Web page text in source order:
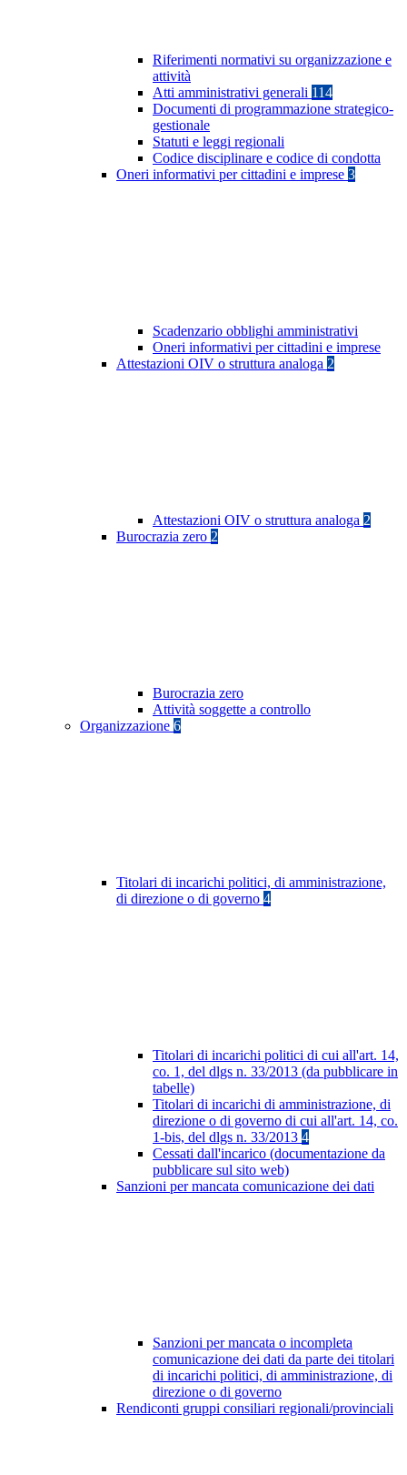
Riferimenti normativi su organizzazione e
attività
Atti amministrativi generali 114
Documenti di programmazione strategico-
gestionale
Statuti e leggi regionali
Codice disciplinare e codice di condotta
Oneri informativi per cittadini e imprese 3
Scadenzario obblighi amministrativi
Oneri informativi per cittadini e imprese
Attestazioni OIV o struttura analoga 2
Attestazioni OIV o struttura analoga 2
Burocrazia zero 2
Burocrazia zero
Attività soggette a controllo
Organizzazione 6
Titolari di incarichi politici, di amministrazione,
di direzione o di governo 4
Titolari di incarichi politici di cui all'art. 14,
co. 1, del dlgs n. 33/2013 (da pubblicare in
tabelle)
Titolari di incarichi di amministrazione, di
direzione o di governo di cui all'art. 14, co.
1-bis, del dlgs n. 33/2013 4
Cessati dall'incarico (documentazione da
pubblicare sul sito web)
Sanzioni per mancata comunicazione dei dati
Sanzioni per mancata o incompleta
comunicazione dei dati da parte dei titolari
di incarichi politici, di amministrazione, di
direzione o di governo
Rendiconti gruppi consiliari regionali/provinciali